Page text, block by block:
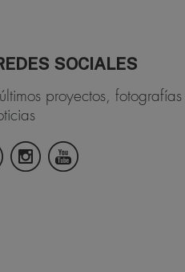
SOCIALES
proyectos, fotografías